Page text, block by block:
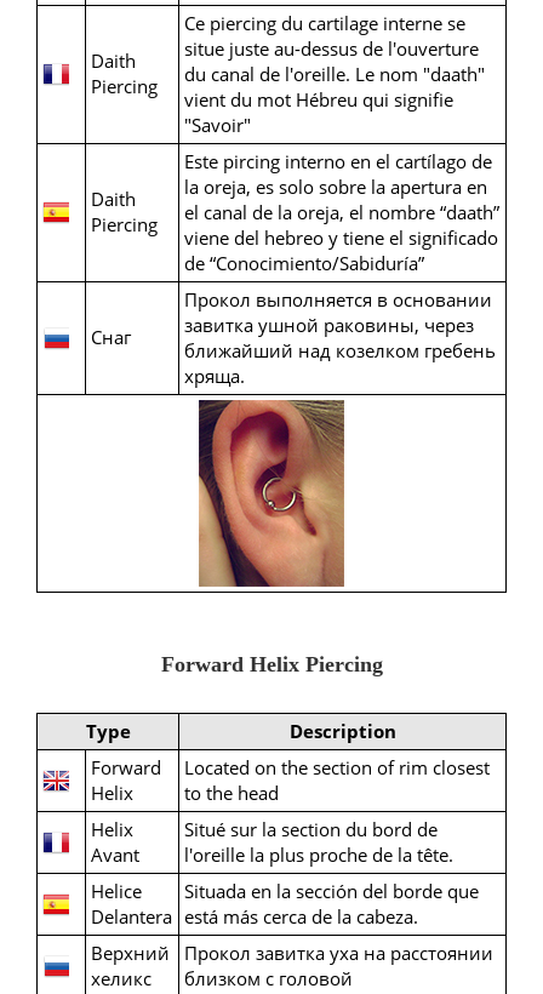
Daith
Piercing
Ce piercing du cartilage interne se
situe juste au-dessus de l'ouverture
du canal de l'oreille. Le nom "daath"
vient du mot Hébreu qui signifie
"Savoir"
Daith
Piercing
Este pircing interno en el cartílago de
la oreja, es solo sobre la apertura en
el canal de la oreja, el nombre “daath”
viene del hebreo y tiene el significado
de “Conocimiento/Sabiduría”
Снаг
Прокол выполняется в основании
завитка ушной раковины, через
ближайший над козелком гребень
хряща.
Forward Helix Piercing
Type
Description
Forward
Helix
Located on the section of rim closest
to the head
Helix
Avant
Situé sur la section du bord de
l'oreille la plus proche de la tête.
Helice
Delantera
Situada en la sección del borde que
está más cerca de la cabeza.
Верхний
хеликс
Прокол завитка уха на расстоянии
близком с головой